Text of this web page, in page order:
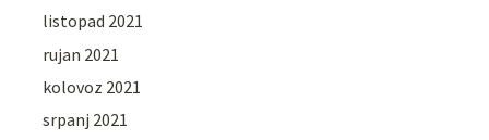
listopad 2021
rujan 2021
kolovoz 2021
srpanj 2021